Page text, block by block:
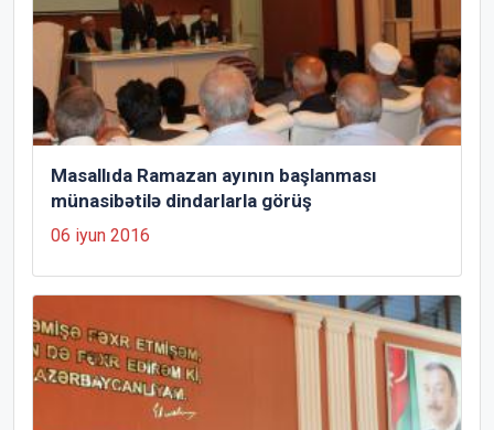
Masallıda Ramazan ayının başlanması
münasibətilə dindarlarla görüş
06 iyun 2016